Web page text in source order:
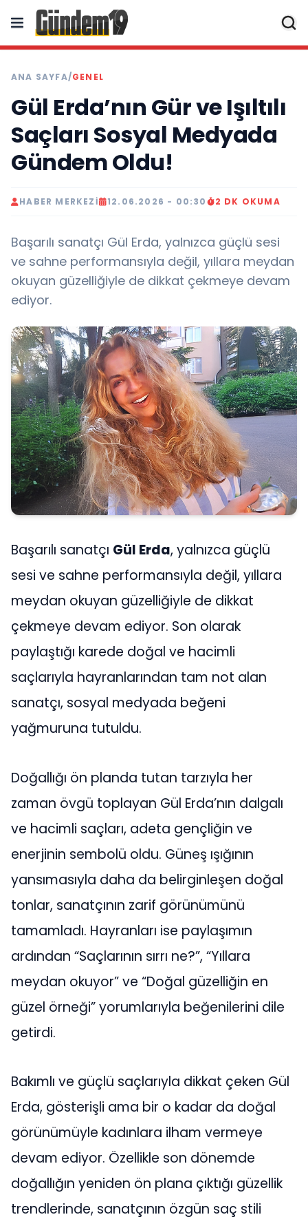
ANA SAYFA/GENEL
Gül Erda’nın Gür ve Işıltılı
Saçları Sosyal Medyada
Gündem Oldu!
HABER MERKEZI 12.06.2026 - 00:30 2 DK OKUMA
Başarılı sanatçı Gül Erda, yalnızca güçlü sesi
ve sahne performansıyla değil, yıllara meydan
okuyan güzelliğiyle de dikkat çekmeye devam
ediyor.
Başarılı sanatçı Gül Erda, yalnızca güçlü
sesi ve sahne performansıyla değil, yıllara
meydan okuyan güzelliğiyle de dikkat
çekmeye devam ediyor. Son olarak
paylaştığı karede doğal ve hacimli
saçlarıyla hayranlarından tam not alan
sanatçı, sosyal medyada beğeni
yağmuruna tutuldu.
Doğallığı ön planda tutan tarzıyla her
zaman övgü toplayan Gül Erda’nın dalgalı
ve hacimli saçları, adeta gençliğin ve
enerjinin sembolü oldu. Güneş ışığının
yansımasıyla daha da belirginleşen doğal
tonlar, sanatçının zarif görünümünü
tamamladı. Hayranları ise paylaşımın
ardından “Saçlarının sırrı ne?”, “Yıllara
meydan okuyor” ve “Doğal güzelliğin en
güzel örneği” yorumlarıyla beğenilerini dile
getirdi.
Bakımlı ve güçlü saçlarıyla dikkat çeken Gül
Erda, gösterişli ama bir o kadar da doğal
görünümüyle kadınlara ilham vermeye
devam ediyor. Özellikle son dönemde
doğallığın yeniden ön plana çıktığı güzellik
trendlerinde, sanatçının özgün saç stili